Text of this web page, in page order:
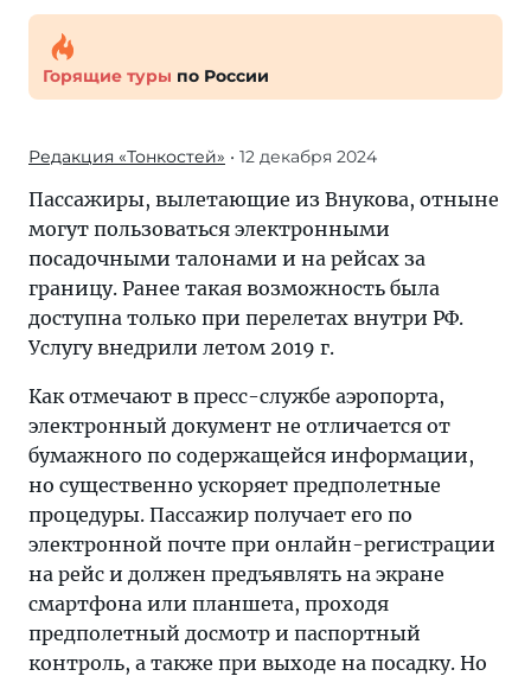
Горящие туры по России
Редакция «Тонкостей» • 12 декабря 2024
Пассажиры, вылетающие из Внукова, отныне
могут пользоваться электронными
посадочными талонами и на рейсах за
границу. Ранее такая возможность была
доступна только при перелетах внутри РФ.
Услугу внедрили летом 2019 г.
Как отмечают в пресс-службе аэропорта,
электронный документ не отличается от
бумажного по содержащейся информации,
но существенно ускоряет предполетные
процедуры. Пассажир получает его по
электронной почте при онлайн-регистрации
на рейс и должен предъявлять на экране
смартфона или планшета, проходя
предполетный досмотр и паспортный
контроль, а также при выходе на посадку. Но